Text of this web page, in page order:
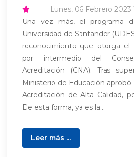
Lunes, 06 Febrero 2023
Una vez más, el programa
Universidad de Santander
reconocimiento que otorga el
por intermedio del
Acreditación (CNA). Tras
Ministerio de Educación aprobó
Acreditación de Alta Calidad,
De esta forma, ya es la...
Leer más ...